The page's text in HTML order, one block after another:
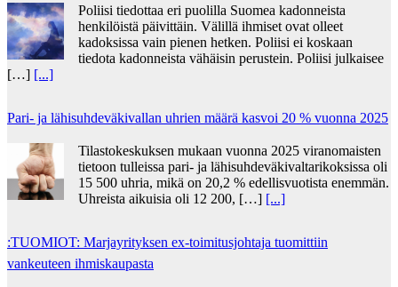
Poliisi tiedottaa eri puolilla Suomea kadonneista
henkilöistä päivittäin. Välillä ihmiset ovat olleet
kadoksissa vain pienen hetken. Poliisi ei koskaan
tiedota kadonneista vähäisin perustein. Poliisi julkaisee
[…] [...]
Pari- ja lähisuhdeväkivallan uhrien määrä kasvoi 20 % vuonna 2025
Tilastokeskuksen mukaan vuonna 2025 viranomaisten
tietoon tulleissa pari- ja lähisuhdeväkivaltarikoksissa oli
15 500 uhria, mikä on 20,2 % edellisvuotista enemmän.
Uhreista aikuisia oli 12 200, […] [...]
:TUOMIOT: Marjayrityksen ex-toimitusjohtaja tuomittiin
vankeuteen ihmiskaupasta